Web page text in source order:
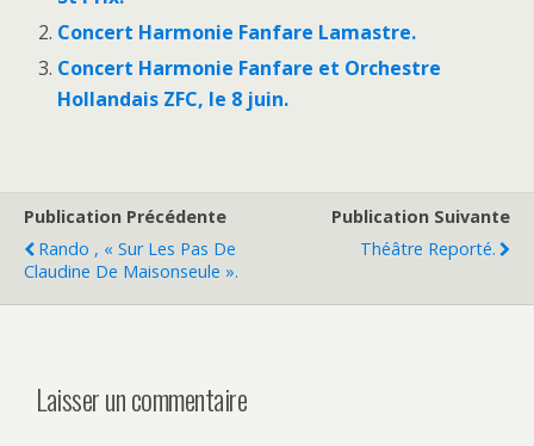
Concert Harmonie Fanfare Lamastre.
Concert Harmonie Fanfare et Orchestre
Hollandais ZFC, le 8 juin.
Publication Précédente
Rando , « Sur Les Pas De
Claudine De Maisonseule ».
Publication Suivante
Théâtre Reporté.
Laisser un commentaire